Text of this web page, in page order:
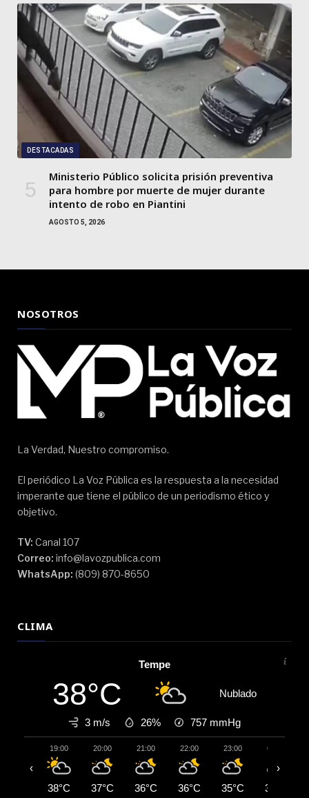
DESTACADAS
Ministerio Público solicita prisión preventiva
para hombre por muerte de mujer durante
intento de robo en Piantini
AGOSTO 5, 2026
NOSOTROS
La Verdad, Nuestro compromiso.
El periódico La Voz Pública es la respuesta a la necesidad
imperante que tiene el público de un periodismo ético y
objetivo.
TV: Canal 107
Correo: info@lavozpublica.com
WhatsApp: (809) 870-8650
CLIMA
Tempe
38°C Nublado
3 m/s 26% 757 mmHg
19:00
38°C
20:00
37°C
21:00
36°C
22:00
36°C
23:00
35°C
00:00
35°C
‹ ›